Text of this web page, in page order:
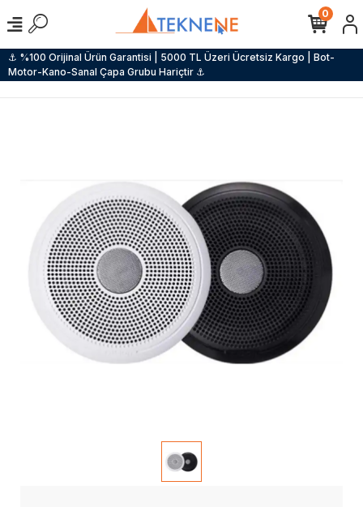
⚓ %100 Orijinal Ürün Garantisi | 5000 TL Üzeri Ücretsiz Kargo | Bot-
Motor-Kano-Sanal Çapa Grubu Hariçtir ⚓
0